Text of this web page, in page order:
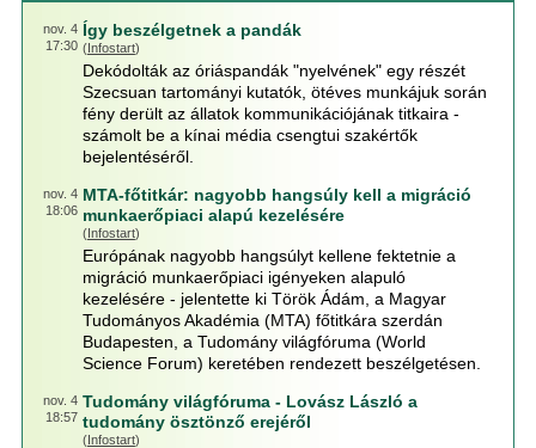
nov. 4
17:30
Így beszélgetnek a pandák
(Infostart)
Dekódolták az óriáspandák "nyelvének" egy részét
Szecsuan tartományi kutatók, ötéves munkájuk során
fény derült az állatok kommunikációjának titkaira -
számolt be a kínai média csengtui szakértők
bejelentéséről.
nov. 4
18:06
MTA-főtitkár: nagyobb hangsúly kell a migráció
munkaerőpiaci alapú kezelésére
(Infostart)
Európának nagyobb hangsúlyt kellene fektetnie a
migráció munkaerőpiaci igényeken alapuló
kezelésére - jelentette ki Török Ádám, a Magyar
Tudományos Akadémia (MTA) főtitkára szerdán
Budapesten, a Tudomány világfóruma (World
Science Forum) keretében rendezett beszélgetésen.
nov. 4
18:57
Tudomány világfóruma - Lovász László a
tudomány ösztönző erejéről
(Infostart)